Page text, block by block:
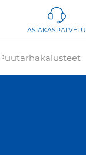
ASIAKASPALVELU